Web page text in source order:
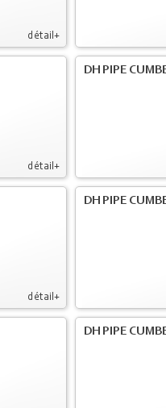
détail+
détail+
DH PIPE
détail+
DH PIPE
DH PIPE